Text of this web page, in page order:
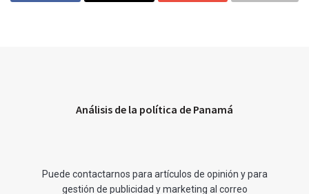
Análisis de la política de Panamá
Puede contactarnos para artículos de opinión y para
gestión de publicidad y marketing al correo